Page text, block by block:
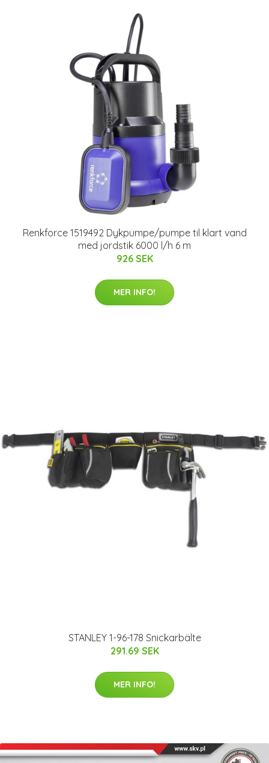
Renkforce 1519492 Dykpumpe/pumpe til klart vand
med jordstik 6000 l/h 6 m
926 SEK
MER INFO!
STANLEY 1-96-178 Snickarbälte
291.69 SEK
MER INFO!